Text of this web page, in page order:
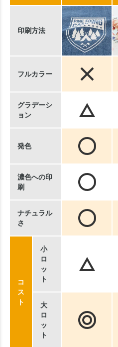
印刷方法
フルカラー
グラデーシ
ョン
発色
濃色への印
刷
ナチュラル
さ
コ
ス
ト
小
ロ
ッ
ト
大
ロ
ッ
ト